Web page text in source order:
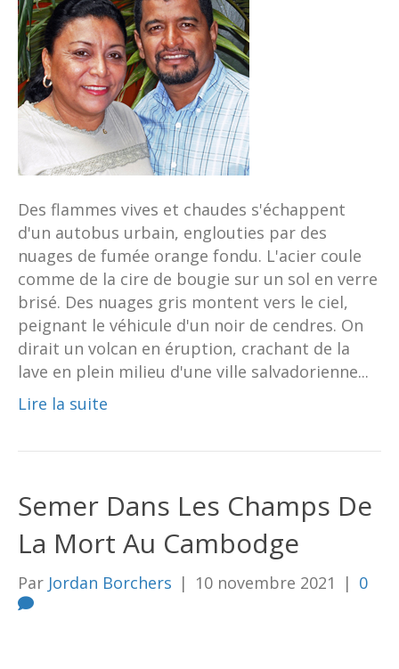
Des flammes vives et chaudes s'échappent
d'un autobus urbain, englouties par des
nuages de fumée orange fondu. L'acier coule
comme de la cire de bougie sur un sol en verre
brisé. Des nuages gris montent vers le ciel,
peignant le véhicule d'un noir de cendres. On
dirait un volcan en éruption, crachant de la
lave en plein milieu d'une ville salvadorienne...
Lire la suite
Semer Dans Les Champs De
La Mort Au Cambodge
Par Jordan Borchers | 10 novembre 2021 | 0